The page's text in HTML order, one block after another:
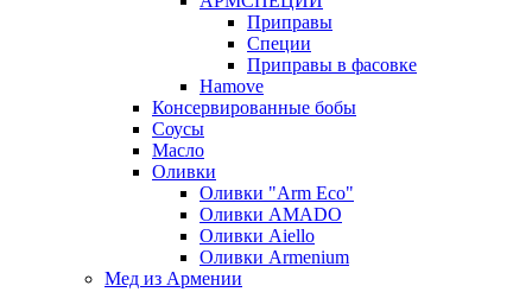
Приправы
Специи
Приправы в фасовке
Hamove
Консервированные бобы
Соусы
Масло
Оливки
Оливки "Arm Eco"
Оливки AMADO
Оливки Aiello
Оливки Armenium
Мед из Армении